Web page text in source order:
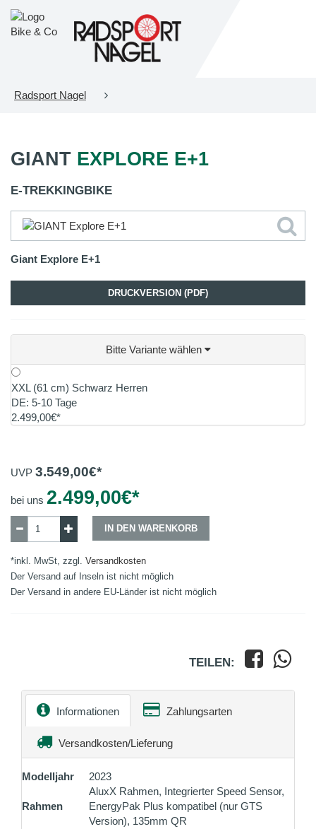
Radsport Nagel
GIANT EXPLORE E+1
E-TREKKINGBIKE
Giant Explore E+1
DRUCKVERSION (PDF)
Bitte Variante wählen
XXL (61 cm) Schwarz Herren
DE: 5-10 Tage
2.499,00€*
UVP 3.549,00€*
bei uns 2.499,00€*
IN DEN WARENKORB
*inkl. MwSt, zzgl. Versandkosten
Der Versand auf Inseln ist nicht möglich
Der Versand in andere EU-Länder ist nicht möglich
TEILEN:
Informationen Zahlungsarten
Versandkosten/Lieferung
Modelljahr 2023
Rahmen
AluxX Rahmen, Integrierter Speed Sensor,
EnergyPak Plus kompatibel (nur GTS
Version), 135mm QR